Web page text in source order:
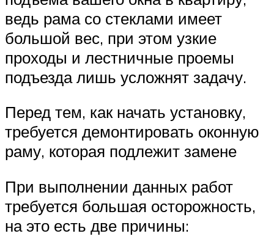
ведь рама со стеклами имеет
большой вес, при этом узкие
проходы и лестничные проемы
подъезда лишь усложнят задачу.
Перед тем, как начать установку,
требуется демонтировать оконную
раму, которая подлежит замене
При выполнении данных работ
требуется большая осторожность,
на это есть две причины: